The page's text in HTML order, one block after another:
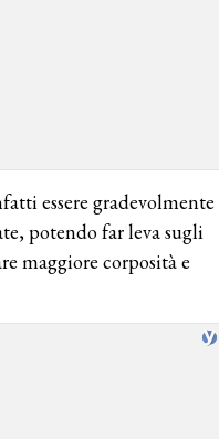
essere gradevolmente
potendo far leva sugli
maggiore corposità e